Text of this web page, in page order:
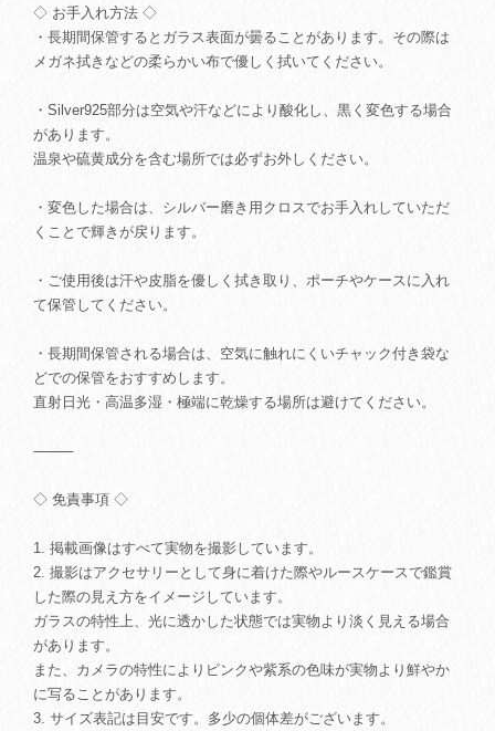
◇ お手入れ方法 ◇
・長期間保管するとガラス表面が曇ることがあります。その際は
メガネ拭きなどの柔らかい布で優しく拭いてください。
・Silver925部分は空気や汗などにより酸化し、黒く変色する場合
があります。
温泉や硫黄成分を含む場所では必ずお外しください。
・変色した場合は、シルバー磨き用クロスでお手入れしていただ
くことで輝きが戻ります。
・ご使用後は汗や皮脂を優しく拭き取り、ポーチやケースに入れ
て保管してください。
・長期間保管される場合は、空気に触れにくいチャック付き袋な
どでの保管をおすすめします。
直射日光・高温多湿・極端に乾燥する場所は避けてください。
⸻
◇ 免責事項 ◇
1. 掲載画像はすべて実物を撮影しています。
2. 撮影はアクセサリーとして身に着けた際やルースケースで鑑賞
した際の見え方をイメージしています。
ガラスの特性上、光に透かした状態では実物より淡く見える場合
があります。
また、カメラの特性によりピンクや紫系の色味が実物より鮮やか
に写ることがあります。
3. サイズ表記は目安です。多少の個体差がございます。